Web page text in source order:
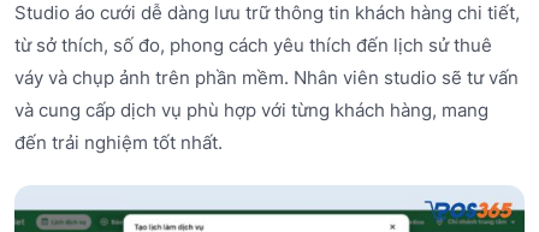
Studio áo cưới dễ dàng lưu trữ thông tin khách hàng chi tiết,
từ sở thích, số đo, phong cách yêu thích đến lịch sử thuê
váy và chụp ảnh trên phần mềm. Nhân viên studio sẽ tư vấn
và cung cấp dịch vụ phù hợp với từng khách hàng, mang
đến trải nghiệm tốt nhất.